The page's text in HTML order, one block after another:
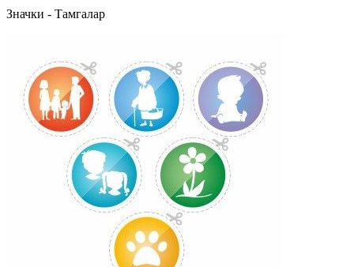
Значки - Тамгалар